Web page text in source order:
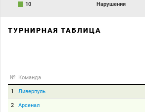
10 Нарушения
ТУРНИРНАЯ ТАБЛИЦА
№ Команда
1 Ливерпуль
2 Арсенал